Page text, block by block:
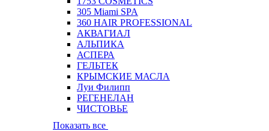
305 Miami SPA
360 HAIR PROFESSIONAL
АКВАГИАЛ
АЛЬПИКА
АСПЕРА
ГЕЛЬТЕК
КРЫМСКИЕ МАСЛА
Луи Филипп
РЕГЕНЕЛАН
ЧИСТОВЬЕ
Показать все